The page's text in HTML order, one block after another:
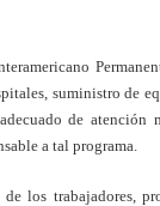
suministro de
de atención
a tal pro­grama.
los trabajadores,